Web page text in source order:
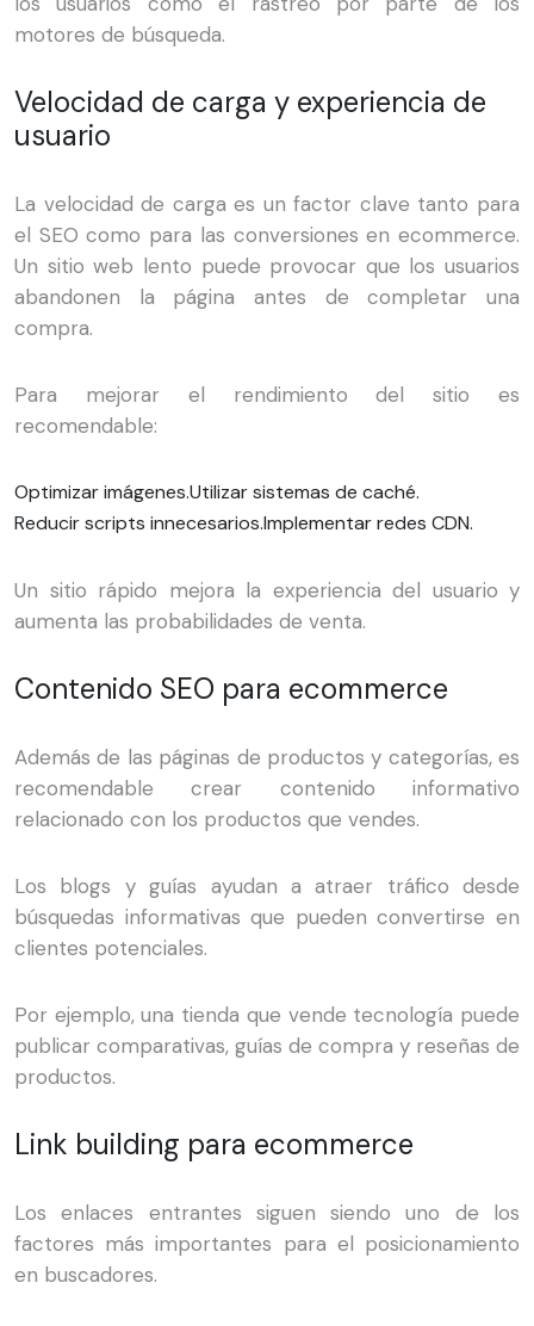
motores de búsqueda.
Velocidad de carga y experiencia de
usuario
La velocidad de carga es un factor clave tanto para
el SEO como para las conversiones en ecommerce.
Un sitio web lento puede provocar que los usuarios
abandonen la página antes de completar una
compra.
Para mejorar el rendimiento del sitio es
recomendable:
Optimizar imágenes.Utilizar sistemas de caché.
Reducir scripts innecesarios.Implementar redes CDN.
Un sitio rápido mejora la experiencia del usuario y
aumenta las probabilidades de venta.
Contenido SEO para ecommerce
Además de las páginas de productos y categorías, es
recomendable crear contenido informativo
relacionado con los productos que vendes.
Los blogs y guías ayudan a atraer tráfico desde
búsquedas informativas que pueden convertirse en
clientes potenciales.
Por ejemplo, una tienda que vende tecnología puede
publicar comparativas, guías de compra y reseñas de
productos.
Link building para ecommerce
Los enlaces entrantes siguen siendo uno de los
factores más importantes para el posicionamiento
en buscadores.